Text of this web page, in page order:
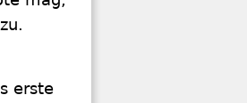
erste